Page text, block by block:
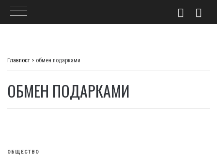
Главпост > обмен подарками
ОБМЕН ПОДАРКАМИ
ОБЩЕСТВО